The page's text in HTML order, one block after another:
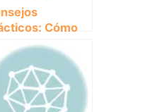
Cómo
a un
en casa